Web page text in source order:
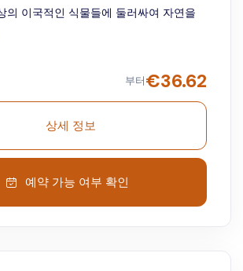
이국적인 식물들에 둘러싸여 자연을
부터€36.62
상세 정보
예약 가능 여부 확인